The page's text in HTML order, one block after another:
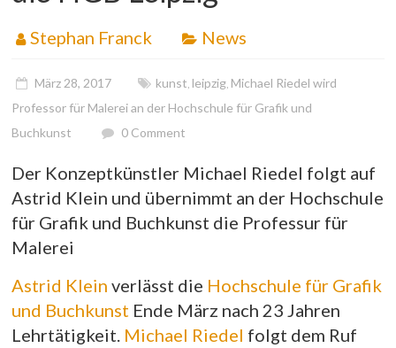
Stephan Franck News
März 28, 2017 kunst, leipzig, Michael Riedel wird
Professor für Malerei an der Hochschule für Grafik und
Buchkunst
0 Comment
Der Konzeptkünstler Michael Riedel folgt auf
Astrid Klein und übernimmt an der Hochschule
für Grafik und Buchkunst die Professur für
Malerei
Astrid Klein verlässt die Hochschule für Grafik
und Buchkunst Ende März nach 23 Jahren
Lehrtätigkeit. Michael Riedel folgt dem Ruf